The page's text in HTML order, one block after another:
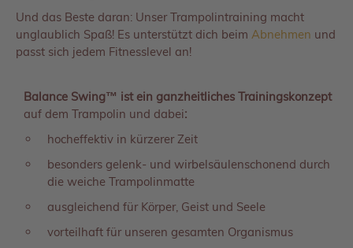
Und das Beste daran: Unser Trampolintraining macht
unglaublich Spaß! Es unterstützt dich beim Abnehmen und
passt sich jedem Fitnesslevel an!
Balance Swing™ ist ein ganzheitliches Trainingskonzept
auf dem Trampolin und dabei:
hocheffektiv in kürzerer Zeit
besonders gelenk- und wirbelsäulenschonend durch
die weiche Trampolinmatte
ausgleichend für Körper, Geist und Seele
vorteilhaft für unseren gesamten Organismus